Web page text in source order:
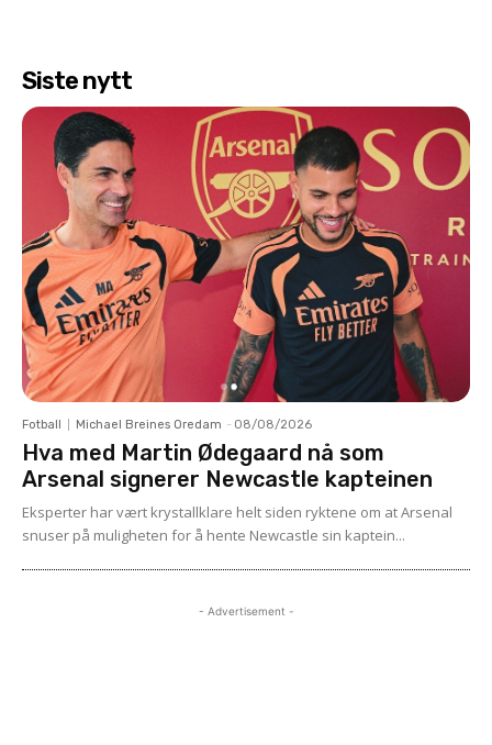
Siste nytt
Fotball Michael Breines Oredam - 08/08/2026
Hva med Martin Ødegaard nå som
Arsenal signerer Newcastle kapteinen
Eksperter har vært krystallklare helt siden ryktene om at Arsenal
snuser på muligheten for å hente Newcastle sin kaptein...
- Advertisement -